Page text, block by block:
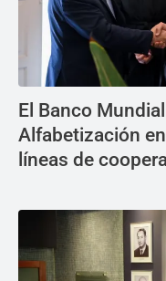
El Banco
Alfabetización
líneas de